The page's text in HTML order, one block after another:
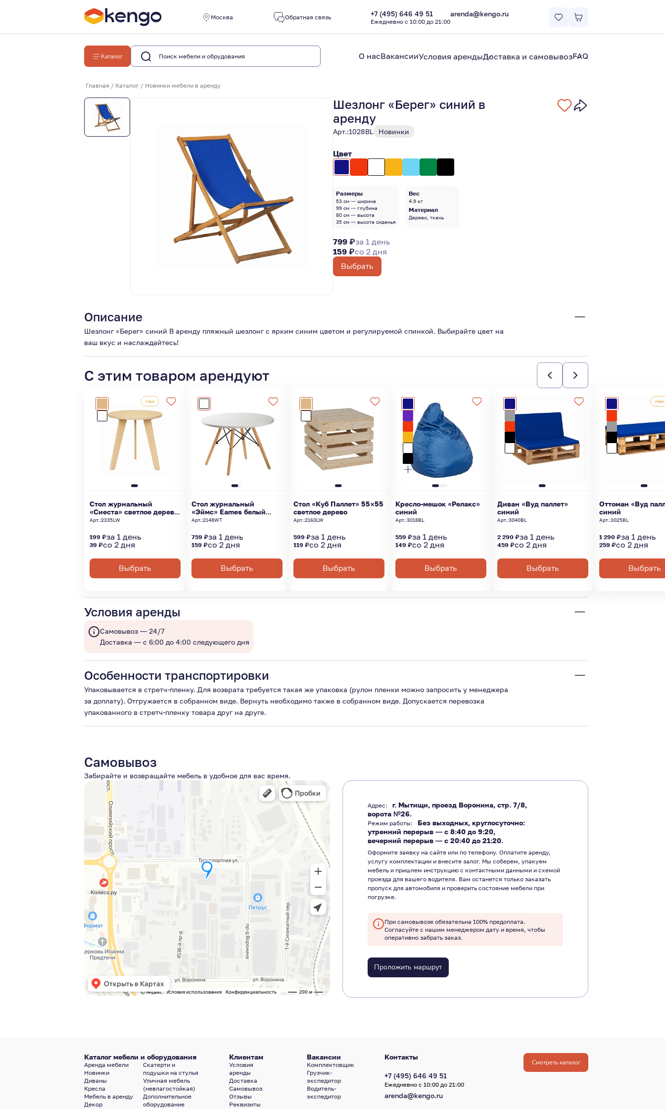
Москва Обратная связь +7 (495) 646 49 51
Ежедневно с 10:00 до 21:00
arenda@kengo.ru
Каталог О насВакансииУсловия арендыДоставка и самовывозFAQ
Главная / Каталог / Новинки мебели в аренду
Шезлонг «Берег» синий в
аренду
Арт.:1028BL Новинки
Цвет
Размеры
53 см — ширина
99 см — глубина
80 см — высота
35 см — высота сиденья
Вес
4.9 кг
Материал
Дерево, ткань
799 ₽за 1 день
159 ₽со 2 дня
Выбрать
Описание
Шезлонг «Берег» синий В аренду пляжный шезлонг с ярким синим цветом и регулируемой спинкой. Выбирайте цвет на
ваш вкус и наслаждайтесь!
С этим товаром арендуют
Стол журнальный
«Сиеста» светлое дерево
d-40
Арт.:2335LW
199 ₽за 1 день
39 ₽со 2 дня
Выбрать
Стол журнальный
«Эймс» Eames белый
(дерево) d-60
Арт.:2148WT
759 ₽за 1 день
159 ₽со 2 дня
Выбрать
Стол «Куб Паллет» 55×55
светлое дерево
Арт.:2160LW
599 ₽за 1 день
119 ₽со 2 дня
Выбрать
Кресло-мешок «Релакс»
синий
Арт.:3018BL
559 ₽за 1 день
149 ₽со 2 дня
Выбрать
Диван «Вуд паллет»
синий
Арт.:3040BL
2 290 ₽за 1 день
459 ₽со 2 дня
Выбрать
Оттоман «Вуд
синий
Арт.:3025BL
1 290 ₽за 1 день
259 ₽со 2 дня
Выбрать
Условия аренды
Самовывоз — 24/7
Доставка — с 6:00 до 4:00 следующего дня
Особенности транспортировки
Упаковывается в стретч-пленку. Для возврата требуется такая же упаковка (рулон пленки можно запросить у менеджера
за доплату). Отгружается в собранном виде. Вернуть необходимо также в собранном виде. Допускается перевозка
упакованного в стретч-пленку товара друг на друге.
Самовывоз
Забирайте и возвращайте мебель в удобное для вас время.
Адрес:
г. Мытищи, проезд Воронина, стр. 7/8,
ворота №26.
Режим работы:
Без выходных, круглосуточно:
утренний перерыв ― с 8:40 до 9:20,
вечерний перерыв ― с 20:40 до 21:20.
Оформите заявку на сайте или по телефону. Оплатите аренду,
услугу комплектации и внесите залог. Мы соберем, упакуем
мебель и пришлем инструкцию с контактными данными и схемой
проезда для вашего водителя. Вам останется только заказать
пропуск для автомобиля и проверить состояние мебели при
погрузке.
При самовывозе обязательна 100% предоплата.
Согласуйте с нашим менеджером дату и время, чтобы
оперативно забрать заказ.
Проложить маршрут
Контакты
+7 (495) 646 49 51
Ежедневно с 10:00 до 21:00
arenda@kengo.ru
Смотреть каталог
Клиентам
Условия
аренды
Доставка
Самовывоз
Отзывы
Реквизиты
Вакансии
Комплектовщик
Грузчик-
экспедитор
Водитель-
экспедитор
Каталог мебели и оборудования
Аренда мебели
Новинки
Диваны
Кресла
Мебель в аренду
Декор
Скатерти и
подушки на стулья
Уличная мебель
(невлагостойкая)
Дополнительное
оборудование